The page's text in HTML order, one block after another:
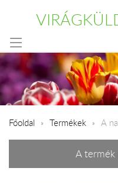
Főoldal Termékek A
A termék